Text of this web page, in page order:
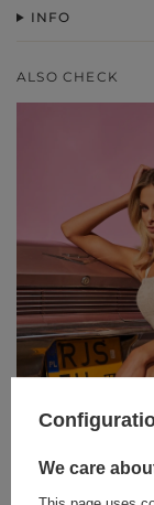
INFO
ALSO CHECK
We care